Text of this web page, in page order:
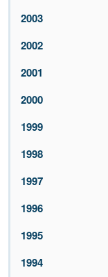
2003
2002
2001
2000
1999
1998
1997
1996
1995
1994